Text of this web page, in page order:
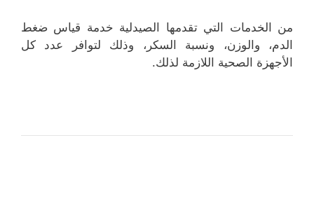
من الخدمات التي تقدمها الصيدلية خدمة قياس ضغط
الدم، والوزن، ونسبة السكر، وذلك لتوافر عدد كل
الأجهزة الصحية اللازمة لذلك.